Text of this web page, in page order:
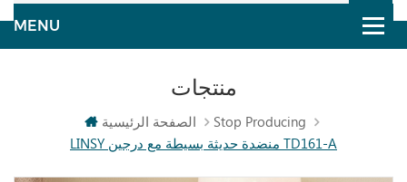
منتجات
الصفحة الرئيسية
Stop Producing
LINSY منضدة حديثة بسيطة مع درجين TD161-A